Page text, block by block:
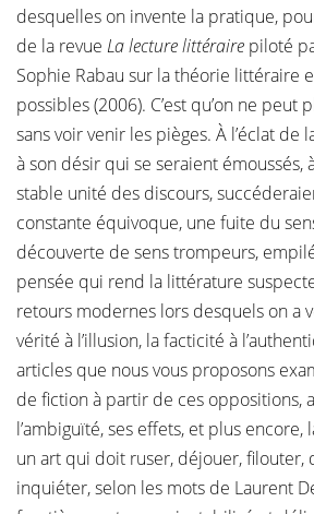
desquelles on invente la pratique,
de la revue La lecture littéraire piloté
Sophie Rabau sur la théorie littéraire
possibles (2006). C’est qu’on ne peut
sans voir venir les pièges. À l’éclat de
à son désir qui se seraient émoussés,
stable unité des discours,
constante équivoque, une fuite du
découverte de sens trompeurs,
pensée qui rend la littérature
retours modernes lors desquels on a
vérité à l’illusion, la facticité à
articles que nous vous proposons
de fiction à partir de ces oppositions,
l’ambiguïté, ses effets, et plus
un art qui doit ruser, déjouer, filouter,
inquiéter, selon les mots de Laurent